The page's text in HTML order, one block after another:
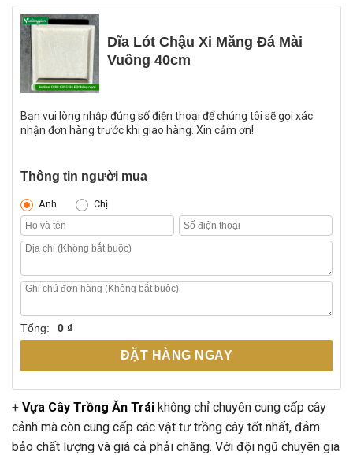
Dĩa Lót Chậu Xi Măng Đá Mài
Vuông 40cm
Bạn vui lòng nhập đúng số điện thoại để chúng tôi sẽ gọi xác
nhận đơn hàng trước khi giao hàng. Xin cảm ơn!
Thông tin người mua
Anh Chị
Tổng: 0 ₫
ĐẶT HÀNG NGAY
+ Vựa Cây Trồng Ăn Trái không chỉ chuyên cung cấp cây
cảnh mà còn cung cấp các vật tư trồng cây tốt nhất, đảm
bảo chất lượng và giá cả phải chăng. Với đội ngũ chuyên gia